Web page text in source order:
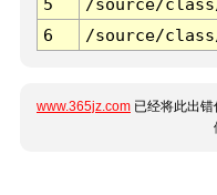
5
/source/
6
/source/
www.365jz.com 已经将此出